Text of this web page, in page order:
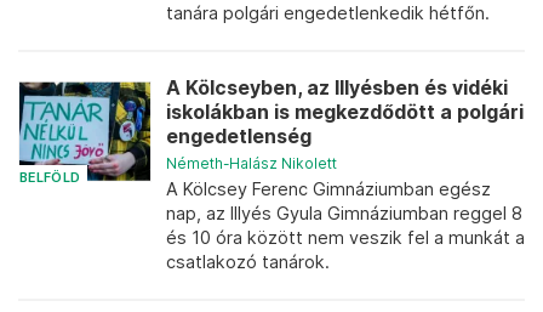
tanára polgári engedetlenkedik hétfőn.
BELFÖLD
A Kölcseyben, az Illyésben és vidéki
iskolákban is megkezdődött a polgári
engedetlenség
Németh-Halász Nikolett
A Kölcsey Ferenc Gimnáziumban egész
nap, az Illyés Gyula Gimnáziumban reggel 8
és 10 óra között nem veszik fel a munkát a
csatlakozó tanárok.